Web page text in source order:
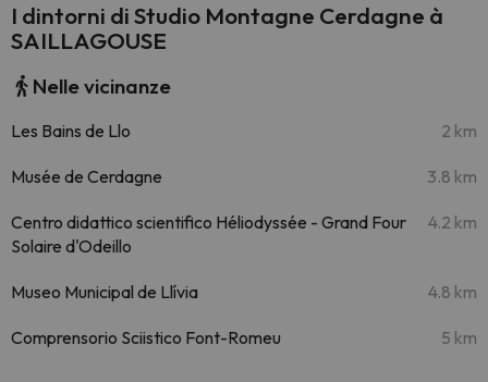
I dintorni di Studio Montagne Cerdagne à
SAILLAGOUSE
Nelle vicinanze
Les Bains de Llo 2 km
Musée de Cerdagne 3.8 km
Centro didattico scientifico Héliodyssée - Grand Four
Solaire d'Odeillo
4.2 km
Museo Municipal de Llívia 4.8 km
Comprensorio Sciistico Font-Romeu 5 km